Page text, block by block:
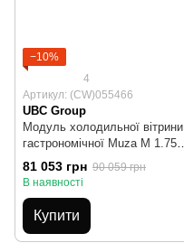
−10%
4
Артикул: (CW)055466
UBC Group
Модуль холодильної вітрини
гастрономічної Muza M 1.75
UBC
81 053 грн 90 059 грн
В наявності
Купити